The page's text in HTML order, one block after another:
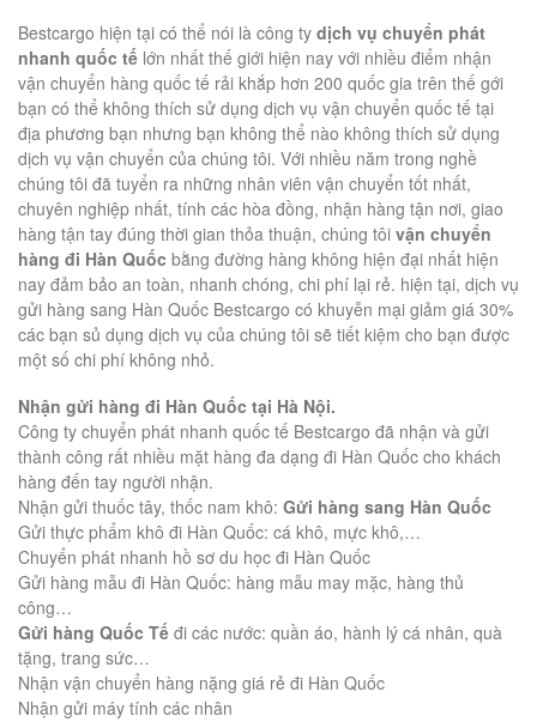
Bestcargo hiện tại có thể nói là công ty dịch vụ chuyển phát
nhanh quốc tế lớn nhất thế giới hiện nay với nhiều điểm nhận
vận chuyển hàng quốc tế rải khắp hơn 200 quốc gia trên thế gới
bạn có thể không thích sử dụng dịch vụ vận chuyển quốc tế tại
địa phương bạn nhưng bạn không thể nào không thích sử dụng
dịch vụ vận chuyển của chúng tôi. Với nhiều năm trong nghề
chúng tôi đã tuyển ra những nhân viên vận chuyển tốt nhất,
chuyên nghiệp nhất, tính các hòa đồng, nhận hàng tận nơi, giao
hàng tận tay đúng thời gian thỏa thuận, chúng tôi vận chuyển
hàng đi Hàn Quốc bằng đường hàng không hiện đại nhất hiện
nay đảm bảo an toàn, nhanh chóng, chi phí lại rẻ. hiện tại, dịch vụ
gửi hàng sang Hàn Quốc Bestcargo có khuyễn mại giảm giá 30%
các bạn sủ dụng dịch vụ của chúng tôi sẽ tiết kiệm cho bạn được
một số chi phí không nhỏ.
Nhận gửi hàng đi Hàn Quốc tại Hà Nội.
Công ty chuyển phát nhanh quốc tế Bestcargo đã nhận và gửi
thành công rất nhiều mặt hàng đa dạng đi Hàn Quốc cho khách
hàng đến tay người nhận.
Nhận gửi thuốc tây, thốc nam khô: Gửi hàng sang Hàn Quốc
Gửi thực phẩm khô đi Hàn Quốc: cá khô, mực khô,…
Chuyển phát nhanh hồ sơ du học đi Hàn Quốc
Gửi hàng mẫu đi Hàn Quốc: hàng mẫu may mặc, hàng thủ
công…
Gửi hàng Quốc Tế đi các nước: quần áo, hành lý cá nhân, quà
tặng, trang sức…
Nhận vận chuyển hàng nặng giá rẻ đi Hàn Quốc
Nhận gửi máy tính các nhân